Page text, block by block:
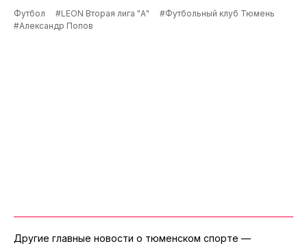
Футбол
#LEON Вторая лига "А"
#Футбольный клуб Тюмень
#Александр Попов
Другие главные новости о тюменском спорте —